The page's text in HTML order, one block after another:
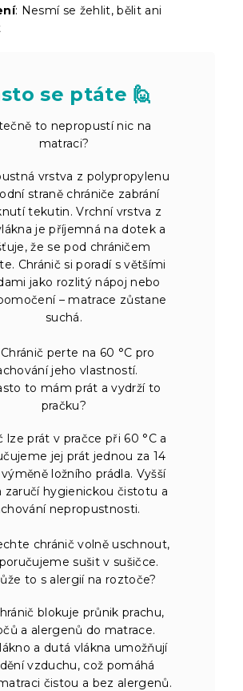
: Nesmí se žehlit, bělit ani
se ptáte 🙋
to nepropustí nic na
matraci?
vrstva z polypropylenu
straně chrániče zabrání
tekutin. Vrchní vrstva z
je příjemná na dotek a
že se pod chráničem
Chránič si poradí s většími
jako rozlitý nápoj nebo
– matrace zůstane
suchá.
Chránič perte na 60 °C pro
jeho vlastností.
to mám prát a vydrží to
pračku?
lze prát v pračce při 60 °C a
jej prát jednou za 14
ložního prádla. Vyšší
zaručí hygienickou čistotu a
nepropustnosti.
chránič volně uschnout,
sušit v sušičce.
to s alergií na roztoče?
blokuje průnik prachu,
a alergenů do matrace.
a dutá vlákna umožňují
vzduchu, což pomáhá
čistou a bez alergenů.